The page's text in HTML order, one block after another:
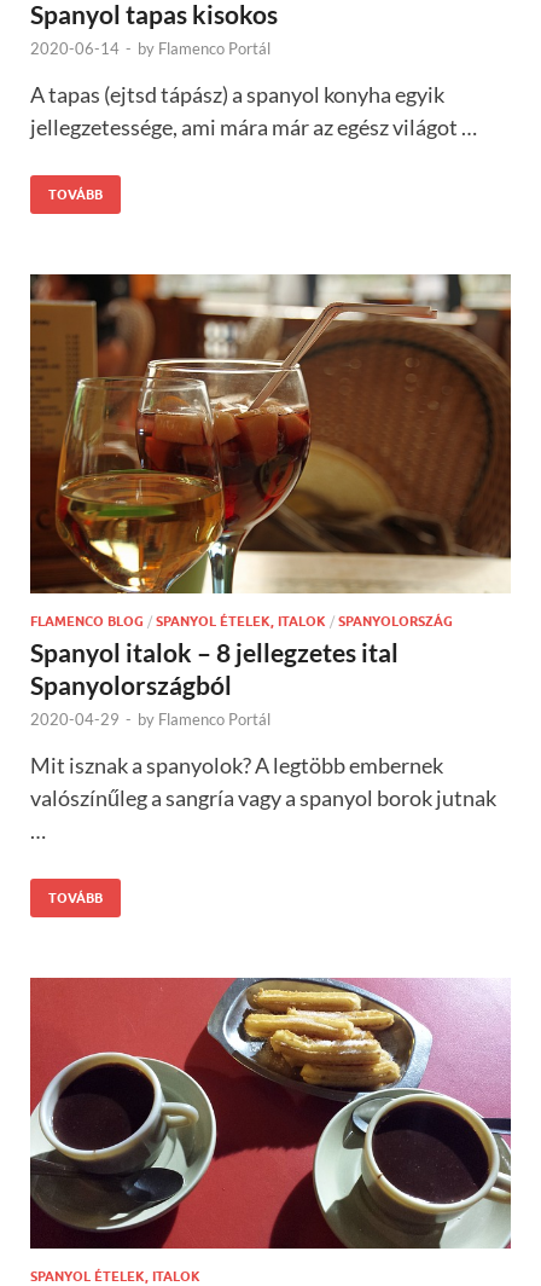
Spanyol tapas kisokos
2020-06-14 - by Flamenco Portál
A tapas (ejtsd tápász) a spanyol konyha egyik
jellegzetessége, ami mára már az egész világot …
TOVÁBB
FLAMENCO BLOG / SPANYOL ÉTELEK, ITALOK / SPANYOLORSZÁG
Spanyol italok – 8 jellegzetes ital
Spanyolországból
2020-04-29 - by Flamenco Portál
Mit isznak a spanyolok? A legtöbb embernek
valószínűleg a sangría vagy a spanyol borok jutnak
…
TOVÁBB
SPANYOL ÉTELEK, ITALOK